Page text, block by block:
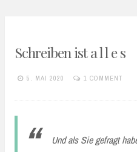
Schreiben ist a l l e s
5. MAI 2020
1 COMMENT
Und als Sie gefragt